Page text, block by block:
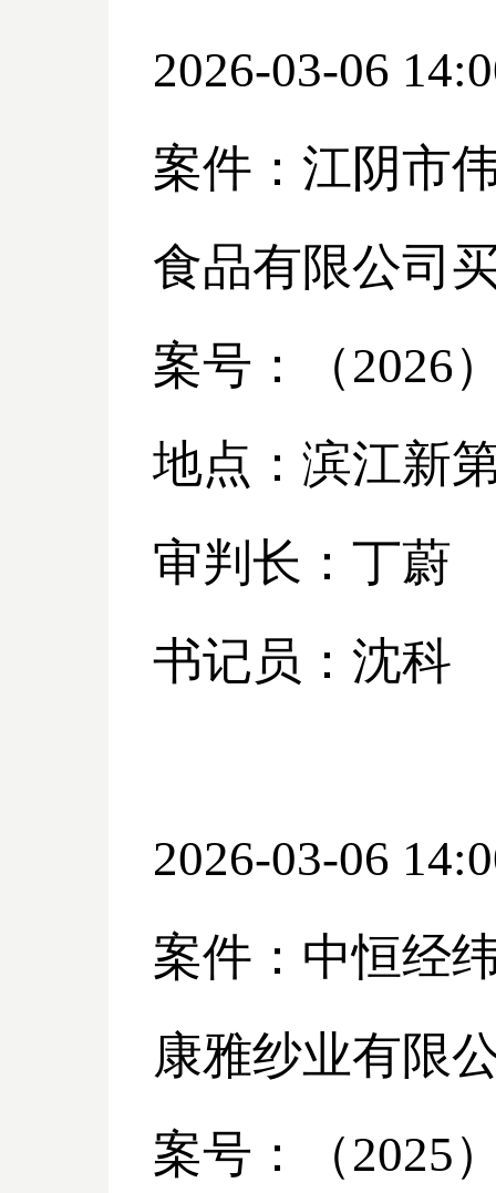
2026-03-06
案件：江阴市
食品有限公司
案号：（2026
地点：滨江新
审判长：丁蔚
书记员：沈科
2026-03-06
案件：中恒经
康雅纱业有限
案号：（2025